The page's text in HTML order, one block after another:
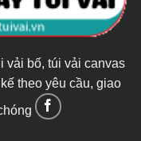
vải bố, túi vải canvas
theo yêu cầu, giao